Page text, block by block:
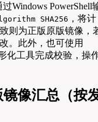
Windows PowerShell
SHA256 ，将计
则为正版原版镜像，
。此外，也可使用
化工具完成校验，操
像汇总（按